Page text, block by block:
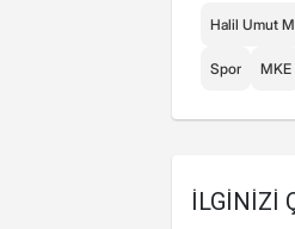
Halil Umut
Spor MKE